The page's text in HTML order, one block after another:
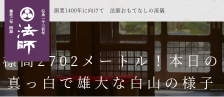
創業1400年に向けて 法師おもてなしの流儀
標高2702メートル！本日の
真っ白で雄大な白山の様子